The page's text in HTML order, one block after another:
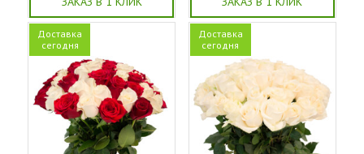
Доставка
сегодня
Доставка
сегодня